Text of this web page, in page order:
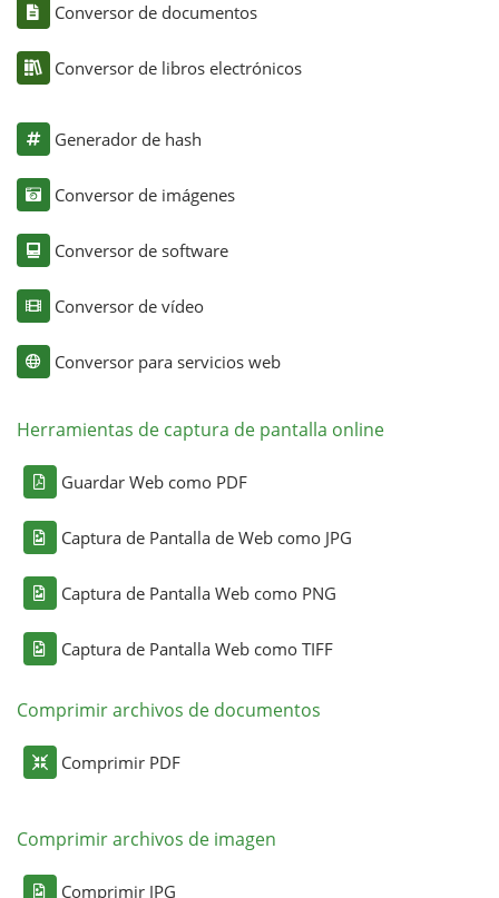
Conversor de documentos
Conversor de libros electrónicos
Generador de hash
Conversor de imágenes
Conversor de software
Conversor de vídeo
Conversor para servicios web
Herramientas de captura de pantalla online
Guardar Web como PDF
Captura de Pantalla de Web como JPG
Captura de Pantalla Web como PNG
Captura de Pantalla Web como TIFF
Comprimir archivos de documentos
Comprimir PDF
Comprimir archivos de imagen
Comprimir JPG